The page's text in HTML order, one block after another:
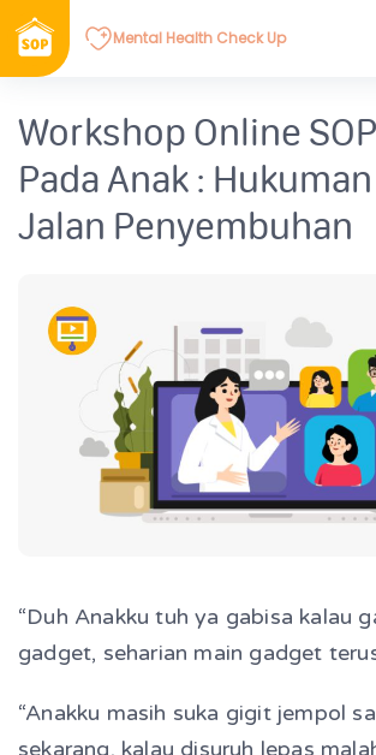
Mental Health Check Up
Workshop Online
Pada Anak :
Jalan Penyembuhan
“Duh Anakku tuh ya gabisa kalau
gadget, seharian main gadget
“Anakku masih suka gigit jempol
sekarang, kalau disuruh lepas